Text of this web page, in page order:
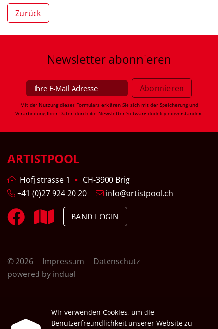
Zurück
Newsletter abonnieren
Mit der Nutzung dieses Formulars erklären Sie sich mit der Speicherung und
Verarbeitung Ihrer Daten durch die Newsletter-Software dodeley einverstanden.
ARTISTPOOL
Hofjistrasse 1
CH-3900 Brig
+41 (0)27 924 20 20
info@artistpool.ch
BAND LOGIN
© 2026 Impressum
Datenschutz
powered by indual
Wir verwenden Cookies, um die
Benutzerfreundlichkeit unserer Website zu